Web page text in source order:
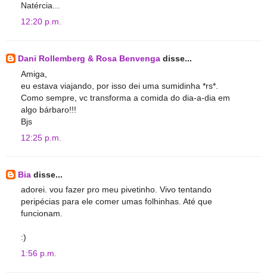
Natércia...
12:20 p.m.
Dani Rollemberg & Rosa Benvenga disse...
Amiga,
eu estava viajando, por isso dei uma sumidinha *rs*.
Como sempre, vc transforma a comida do dia-a-dia em
algo bárbaro!!!
Bjs
12:25 p.m.
Bia disse...
adorei. vou fazer pro meu pivetinho. Vivo tentando
peripécias para ele comer umas folhinhas. Até que
funcionam.
:)
1:56 p.m.